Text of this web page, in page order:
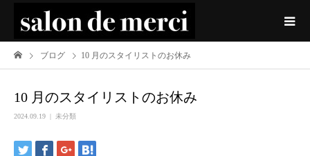
ブログ 10 月のスタイリストのお休み
10 月のスタイリストのお休み
2024.09.19 未分類